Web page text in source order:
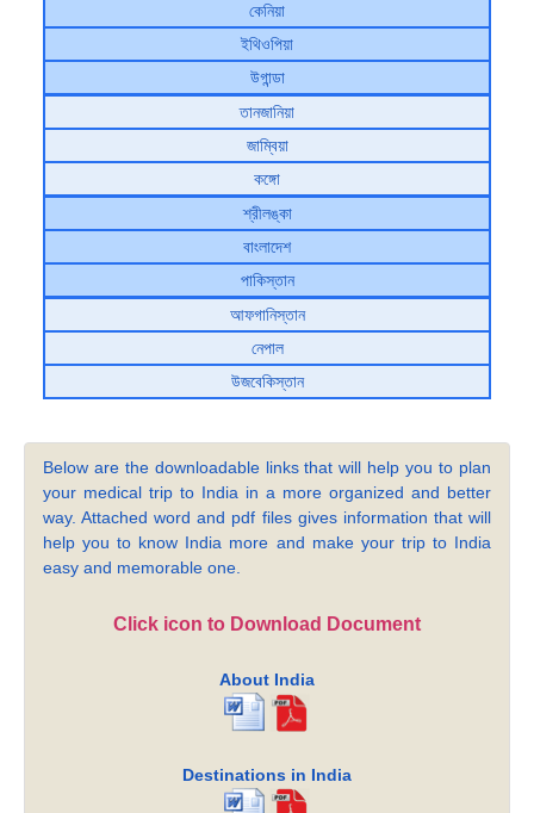
কেনিয়া
ইথিওপিয়া
উগান্ডা
তানজানিয়া
জাম্বিয়া
কঙ্গো
শ্রীলঙ্কা
বাংলাদেশ
পাকিস্তান
আফগানিস্তান
নেপাল
উজবেকিস্তান
Below are the downloadable links that will help you to plan
your medical trip to India in a more organized and better
way. Attached word and pdf files gives information that will
help you to know India more and make your trip to India
easy and memorable one.
Click icon to Download Document
About India
Destinations in India